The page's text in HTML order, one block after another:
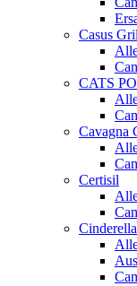
Casus
CATS
Cavagna
Certisil